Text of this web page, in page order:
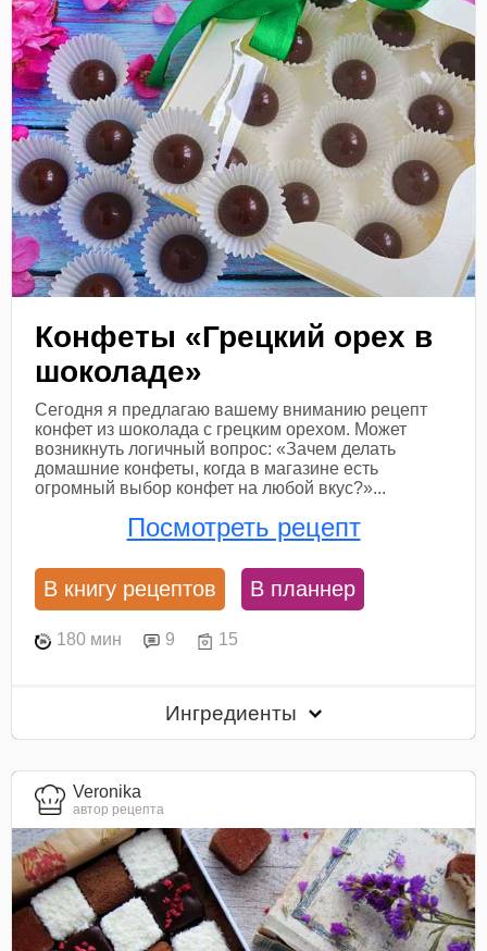
Конфеты «Грецкий орех в
шоколаде»
Сегодня я предлагаю вашему вниманию рецепт
конфет из шоколада с грецким орехом. Может
возникнуть логичный вопрос: «Зачем делать
домашние конфеты, когда в магазине есть
огромный выбор конфет на любой вкус?»...
Посмотреть рецепт
В книгу рецептов В планнер
180 мин 9 15
Ингредиенты
Veronika
автор рецепта